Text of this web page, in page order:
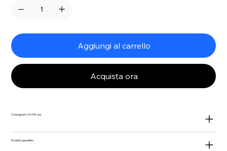
Aggiungi al carrello
Acquista ora
Consegna in 24/48 ore
Prodotto garantito